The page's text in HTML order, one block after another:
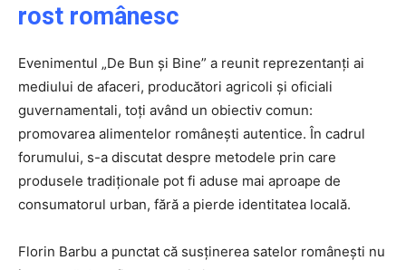
rost românesc
Evenimentul „De Bun și Bine” a reunit reprezentanți ai
mediului de afaceri, producători agricoli și oficiali
guvernamentali, toți având un obiectiv comun:
promovarea alimentelor românești autentice. În cadrul
forumului, s-a discutat despre metodele prin care
produsele tradiționale pot fi aduse mai aproape de
consumatorul urban, fără a pierde identitatea locală.
Florin Barbu a punctat că susținerea satelor românești nu